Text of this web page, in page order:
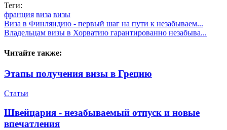
Теги:
франция виза визы
Виза в Финляндию - первый шаг на пути к незабываем...
Владельцам визы в Хорватию гарантированно незабыва...
Читайте также:
Этапы получения визы в Грецию
Статьи
Швейцария - незабываемый отпуск и новые
впечатления